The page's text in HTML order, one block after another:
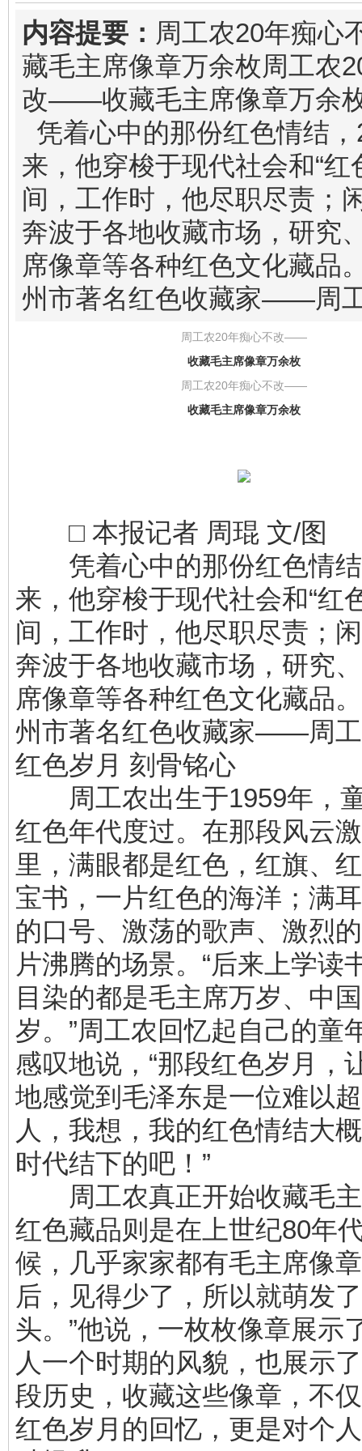
内容提要： 周工农20年痴
藏毛主席像章万余枚周工农
改——收藏毛主席像章万余
凭着心中的那份红色情结
来，他穿梭于现代社会和“红
间，工作时，他尽职尽责；
奔波于各地收藏市场，研究
席像章等各种红色文化藏品
州市著名红色收藏家——周
周工农20年痴心不改——
收藏毛主席像章万余枚
周工农20年痴心不改——
收藏毛主席像章万余枚
□ 本报记者 周琨 文/图
凭着心中的那份红色情结
来，他穿梭于现代社会和“红
间，工作时，他尽职尽责；
奔波于各地收藏市场，研究
席像章等各种红色文化藏品
州市著名红色收藏家——周
红色岁月 刻骨铭心
周工农出生于1959年，
红色年代度过。在那段风云
里，满眼都是红色，红旗、
宝书，一片红色的海洋；满
的口号、激荡的歌声、激烈
片沸腾的场景。“后来上学读
目染的都是毛主席万岁、中
岁。”周工农回忆起自己的童
感叹地说，“那段红色岁月，
地感觉到毛泽东是一位难以
人，我想，我的红色情结大
时代结下的吧！”
周工农真正开始收藏毛主
红色藏品则是在上世纪80年
候，几乎家家都有毛主席像
后，见得少了，所以就萌发
头。”他说，一枚枚像章展示
人一个时期的风貌，也展示
段历史，收藏这些像章，不
红色岁月的回忆，更是对个